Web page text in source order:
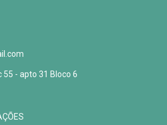
55 - apto 31 Bloco 6